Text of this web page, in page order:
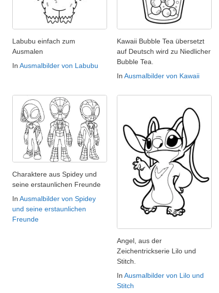
Labubu einfach zum
Ausmalen
In Ausmalbilder von Labubu
Kawaii Bubble Tea übersetzt
auf Deutsch wird zu Niedlicher
Bubble Tea.
In Ausmalbilder von Kawaii
Charaktere aus Spidey und
seine erstaunlichen Freunde
In Ausmalbilder von Spidey
und seine erstaunlichen
Freunde
Angel, aus der
Zeichentrickserie Lilo und
Stitch.
In Ausmalbilder von Lilo und
Stitch